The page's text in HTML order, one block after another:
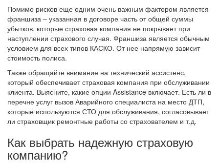
Помимо рисков еще одним очень важным фактором является
франшиза – указанная в договоре часть от общей суммы
убытков, которые страховая компания не покрывает при
наступлении страхового случая. Франшиза является обычным
условием для всех типов КАСКО. От нее напрямую зависит
стоимость полиса.
Также обращайте внимание на технический ассистенс,
который обеспечивает страховая компания при обслуживании
клиента. Выясните, какие опции Assistance включает. Есть ли в
перечне услуг вызов Аварийного специалиста на место ДТП,
которые используются СТО для обслуживания, согласовывает
ли страховщик ремонтные работы со страхователем и т.д.
Как выбрать надежную страховую
компанию?